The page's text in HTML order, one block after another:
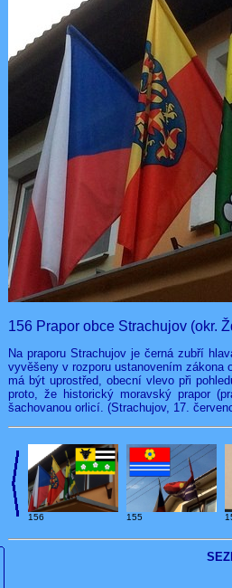
156 Prapor obce Strachujov (okr.
Na praporu Strachujov je černá zubří
vyvěšeny v rozporu ustanovením
má být uprostřed, obecní vlevo při
proto, že historický moravský prapor
šachovanou orlicí. (Strachujov, 17.
156 155